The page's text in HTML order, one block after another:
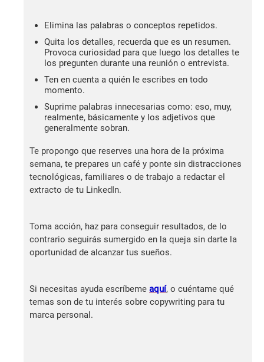
Elimina las palabras o conceptos repetidos.
Quita los detalles, recuerda que es un resumen.
Provoca curiosidad para que luego los detalles te
los pregunten durante una reunión o entrevista.
Ten en cuenta a quién le escribes en todo
momento.
Suprime palabras innecesarias como: eso, muy,
realmente, básicamente y los adjetivos que
generalmente sobran.
Te propongo que reserves una hora de la próxima
semana, te prepares un café y ponte sin distracciones
tecnológicas, familiares o de trabajo a redactar el
extracto de tu LinkedIn.
Toma acción, haz para conseguir resultados, de lo
contrario seguirás sumergido en la queja sin darte la
oportunidad de alcanzar tus sueños.
Si necesitas ayuda escríbeme aquí, o cuéntame qué
temas son de tu interés sobre copywriting para tu
marca personal.